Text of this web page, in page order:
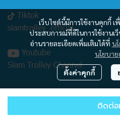
ติดต่อ
เว็บไซต์นี้มีการใช้งานคุกกี้
ประสบการณ์ที่ดีในการใช้งานเ
อ่านรายละเอียดเพิ่มเติมได้ที่ น
นโยบา
ตั้งค่าคุกกี้
Tiktok
siamtrolley_official
Youtube
Siam Trolley Channel